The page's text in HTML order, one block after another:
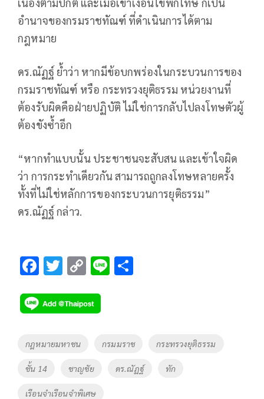
เนื่องตามปกติ และเมื่อเข้าเงื่อนไขพักโทษ ก็เป็น
อำนาจของกรมราชทัณฑ์ ที่ดำเนินการได้ตาม
กฎหมาย
ดร.ณัฏฐ์ ย้ำว่า หากมีข้อบกพร่องในกระบวนการของ
กรมราชทัณฑ์ หรือ กระทรวงยุติธรรม หน่วยงานที่
ต้องรับผิดคือฝ่ายปฏิบัติ ไม่ใช่การกลับไปลงโทษตัวผู้
ต้องขังซ้ำอีก
“หากทำแบบนั้น ประชาชนจะสับสน และเข้าใจผิด
ว่า การกระทำเดียวกัน สามารถถูกลงโทษหลายครั้ง
ทั้งที่ไม่ใช่หลักการของกระบวนการยุติธรรม”
ดร.ณัฏฐ์ กล่าว.
F
e
b
o
o
k
T
tt
er
C
p
y
n
k
Li
Tags
กฎหมายมหาชน กรมมราช กระทรวงยุติธรรม
ชั้น 14 ชาญชัย ดร.ณัฏฐ์ ทัก
เรือนจำเรือนจำพิเศษ